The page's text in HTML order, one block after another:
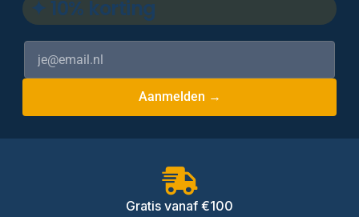
✦ 10% korting
Aanmelden →
Gratis vanaf €100